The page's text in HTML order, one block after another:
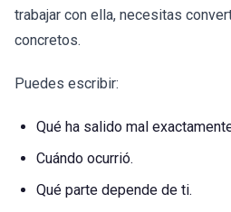
trabajar con ella, necesitas
concretos.
Puedes escribir:
Qué ha salido mal
Cuándo ocurrió.
Qué parte depende de ti.